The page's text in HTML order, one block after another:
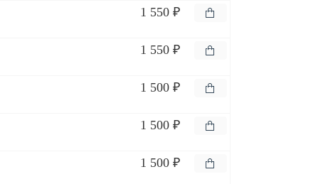
1 550 ₽
1 550 ₽
1 500 ₽
1 500 ₽
1 500 ₽